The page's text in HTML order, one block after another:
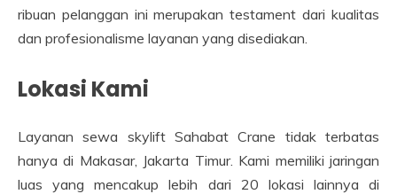
ribuan pelanggan ini merupakan testament dari kualitas
dan profesionalisme layanan yang disediakan.
Lokasi Kami
Layanan sewa skylift Sahabat Crane tidak terbatas
hanya di Makasar, Jakarta Timur. Kami memiliki jaringan
luas yang mencakup lebih dari 20 lokasi lainnya di